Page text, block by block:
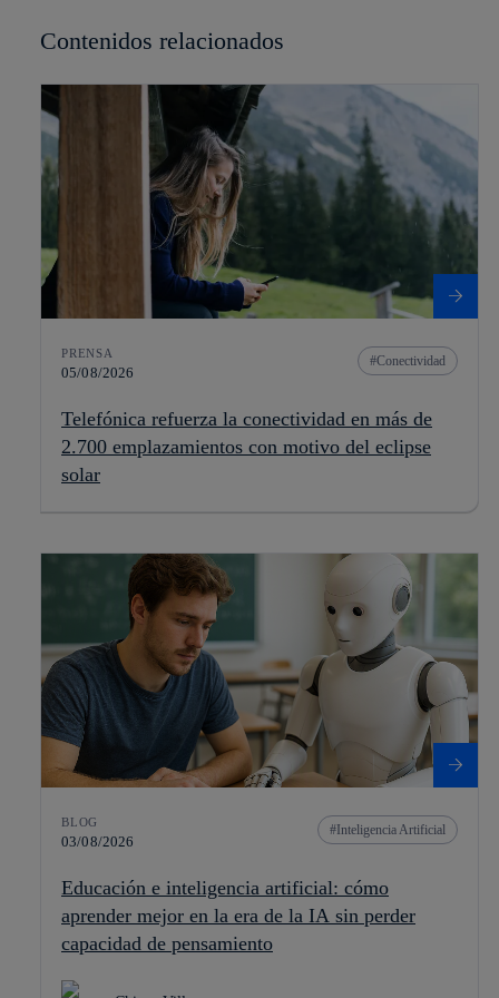
Contenidos relacionados
PRENSA
05/08/2026
Conectividad
Telefónica refuerza la conectividad en más de
2.700 emplazamientos con motivo del eclipse
solar
BLOG
03/08/2026
Inteligencia Artificial
Educación e inteligencia artificial: cómo
aprender mejor en la era de la IA sin perder
capacidad de pensamiento